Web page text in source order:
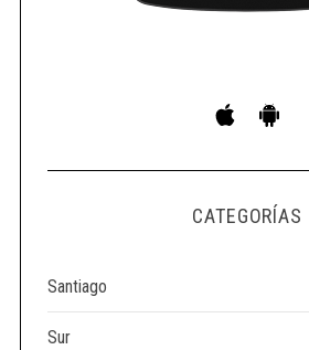
CATEGORÍAS
Santiago
Sur
c
: